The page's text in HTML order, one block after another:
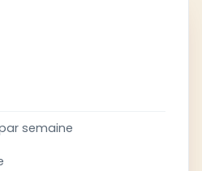
semaine